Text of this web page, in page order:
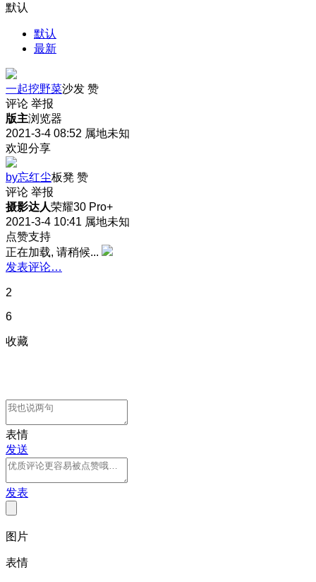
默认
默认
最新
一起挖野菜沙发 赞
评论 举报
版主浏览器
2021-3-4 08:52 属地未知
欢迎分享
by忘红尘板凳 赞
评论 举报
摄影达人荣耀30 Pro+
2021-3-4 10:41 属地未知
点赞支持
正在加载, 请稍候...
发表评论…
2
6
收藏
表情
发送
发表
图片
表情